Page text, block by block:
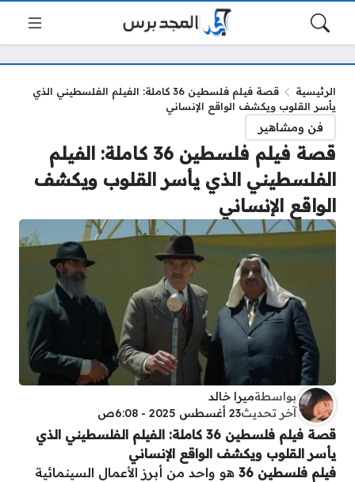
الرئيسية
قصة فيلم فلسطين 36 كاملة: الفيلم الفلسطيني الذي
يأسر القلوب ويكشف الواقع الإنساني
فن ومشاهير
قصة فيلم فلسطين 36 كاملة: الفيلم
الفلسطيني الذي يأسر القلوب ويكشف
الواقع الإنساني
بواسطةميرا خالد
آخر تحديث23 أغسطس 2025 - 6:08ص
قصة فيلم فلسطين 36 كاملة: الفيلم الفلسطيني الذي
يأسر القلوب ويكشف الواقع الإنساني
فيلم فلسطين 36
هو واحد من أبرز الأعمال السينمائية